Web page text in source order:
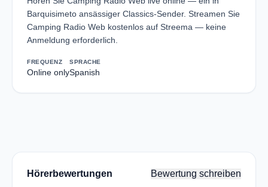
Barquisimeto ansässiger Classics-Sender. Streamen Sie
Camping Radio Web kostenlos auf Streema — keine
Anmeldung erforderlich.
FREQUENZ
Online only
SPRACHE
Spanish
Hörerbewertungen Bewertung schreiben